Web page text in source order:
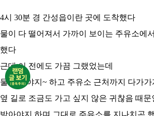
4시 30분 경 간성읍이란 곳에 도착했다
물이 다 떨어져서 가까이 보이는 주유소에
했다
근데 이 전에도 가끔 그랬었는데
물 받아야지~ 하고 주유소 근처까지 다가가
옆 길로 조금도 가고 싶지 않은 귀찮음 때문
받아야지 하며 그대로 주유소를 지나치곤